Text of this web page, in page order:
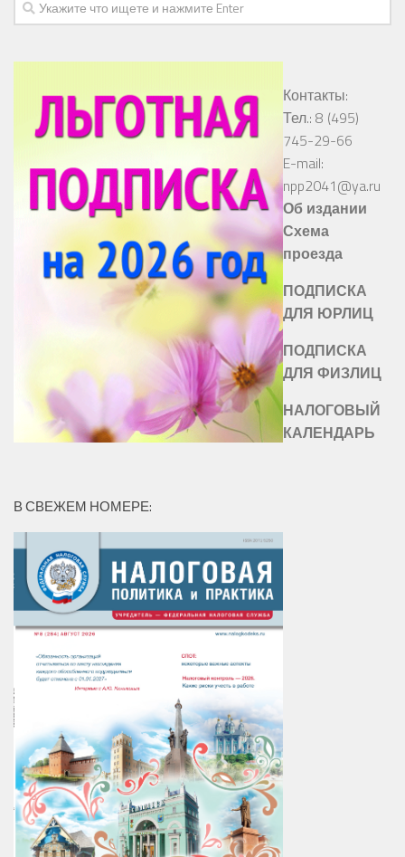
Контакты:
Тел.: 8 (495)
745-29-66
E-mail:
npp2041@ya.ru
Об издании
Схема
проезда
ПОДПИСКА
ДЛЯ ЮРЛИЦ
ПОДПИСКА
ДЛЯ ФИЗЛИЦ
НАЛОГОВЫЙ
КАЛЕНДАРЬ
В СВЕЖЕМ НОМЕРЕ: